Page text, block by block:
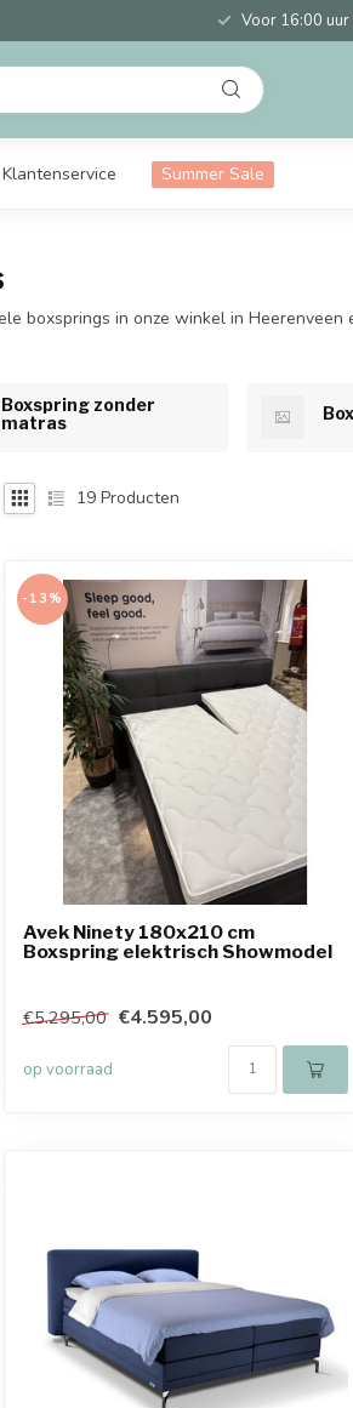
Voor 16:00
Klantenservice Summer Sale
boxsprings in onze winkel in
Boxspring zonder
matras
19 Producten
-13%
Avek Ninety 180x210 cm
Boxspring elektrisch Showmodel
€5.295,00 €4.595,00
op voorraad